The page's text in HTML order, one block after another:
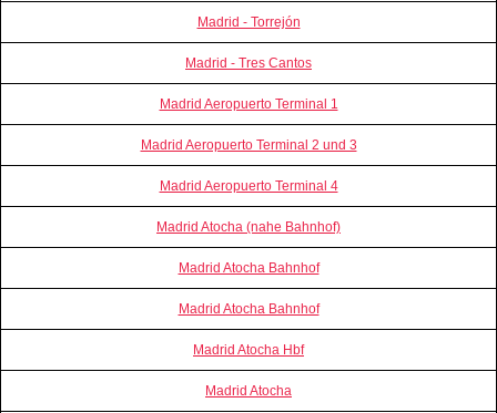
Madrid - Torrejón
Madrid - Tres Cantos
Madrid Aeropuerto Terminal 1
Madrid Aeropuerto Terminal 2 und 3
Madrid Aeropuerto Terminal 4
Madrid Atocha (nahe Bahnhof)
Madrid Atocha Bahnhof
Madrid Atocha Bahnhof
Madrid Atocha Hbf
Madrid Atocha